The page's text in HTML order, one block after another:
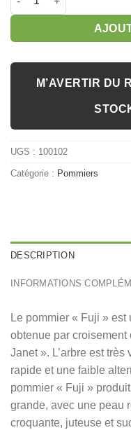
M’AVERTIR DU
UGS : 100102
Catégorie : Pommiers
DESCRIPTION
INFORMATIONS
Le pommier « Fuji »
obtenue par
Janet ». L’arbre est
rapide et une faible
pommier « Fuji »
grande, avec une peau
croquante, juteuse et